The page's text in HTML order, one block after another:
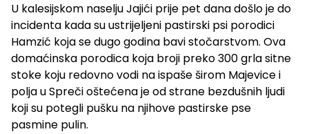
U kalesijskom naselju Jajići prije pet dana došlo je do
incidenta kada su ustrijeljeni pastirski psi porodici
Hamzić koja se dugo godina bavi stočarstvom. Ova
domaćinska porodica koja broji preko 300 grla sitne
stoke koju redovno vodi na ispaše širom Majevice i
polja u Spreči oštećena je od strane bezdušnih ljudi
koji su potegli pušku na njihove pastirske pse
pasmine pulin.